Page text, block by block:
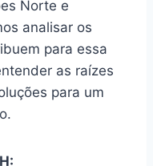
Norte e
analisar os
para essa
as raízes
para um